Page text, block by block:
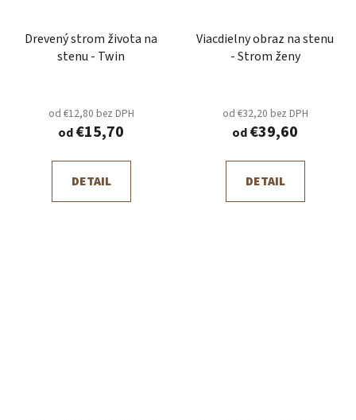
Drevený strom života na
stenu - Twin
od €12,80 bez DPH
od€15,70
DETAIL
Viacdielny obraz na stenu
- Strom ženy
od €32,20 bez DPH
od€39,60
DETAIL